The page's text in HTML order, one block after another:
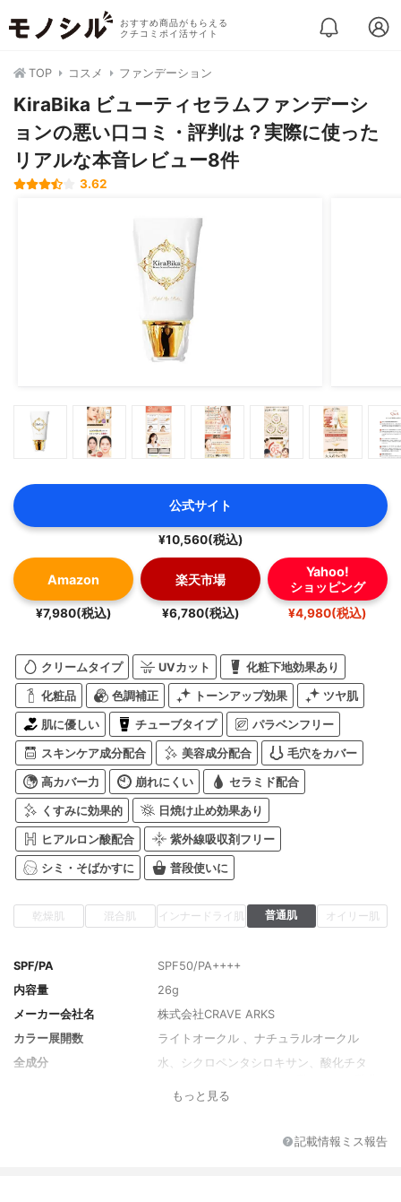
おすすめ商品がもらえる
クチコミポイ活サイト
TOP コスメ ファンデーション
KiraBika ビューティセラムファンデーシ
ョンの悪い口コミ・評判は？実際に使った
リアルな本音レビュー8件
3.62
公式サイト
¥10,560(税込)
Amazon
¥7,980(税込)
楽天市場
¥6,780(税込)
Yahoo!
ショッピング
¥4,980(税込)
クリームタイプ UVカット 化粧下地効果あり
化粧品 色調補正 トーンアップ効果 ツヤ肌
肌に優しい チューブタイプ パラベンフリー
スキンケア成分配合 美容成分配合 毛穴をカバー
高カバー力 崩れにくい セラミド配合
くすみに効果的 日焼け止め効果あり
ヒアルロン酸配合 紫外線吸収剤フリー
シミ・そばかすに 普段使いに
乾燥肌 混合肌 インナードライ肌 普通肌 オイリー肌
SPF/PA
SPF50/PA++++
内容量
26g
メーカー会社名
株式会社CRAVE ARKS
カラー展開数
ライトオークル 、ナチュラルオークル
全成分
水、シクロペンタシロキサン、酸化チタ
亜鉛、グリセリン、ＰＥＧ－１０ジメチコ
酸、セスキイソステアリン酸ソルビタン、
もっと見る
記載情報ミス報告